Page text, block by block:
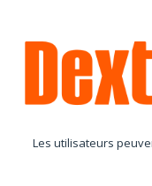
au
contenu
Les utilisateurs